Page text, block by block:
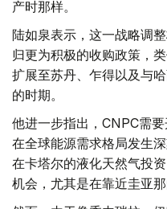
产时那样。
陆如泉表示，这一战略调
归更为积极的收购政策，
扩展至苏丹、乍得以及与
的时期。
他进一步指出，CNPC需
在全球能源需求格局发生
在卡塔尔的液化天然气投
机会，尤其是在靠近圭亚那